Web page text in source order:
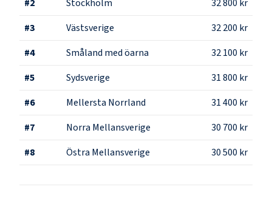
#2 Stockholm
32 800 kr
#3 Västsverige
32 200 kr
#4 Småland med öarna
32 100 kr
#5 Sydsverige
31 800 kr
#6 Mellersta Norrland
31 400 kr
#7 Norra Mellansverige
30 700 kr
#8 Östra Mellansverige 30 500 kr